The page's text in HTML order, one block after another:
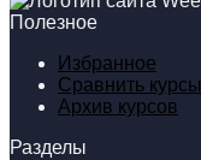
Полезное
Избранное
Сравнить курсы
Архив курсов
Разделы